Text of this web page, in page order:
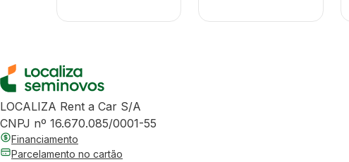
LOCALIZA Rent a Car S/A
CNPJ nº 16.670.085/0001-55
Financiamento
Parcelamento no cartão